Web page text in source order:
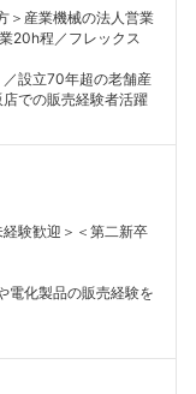
んか？
＞産業機械の法人営業
20h程／フレックス
／設立70年超の老舗産
での販売経験者活躍
験歓迎＞＜第二新卒
電化製品の販売経験を